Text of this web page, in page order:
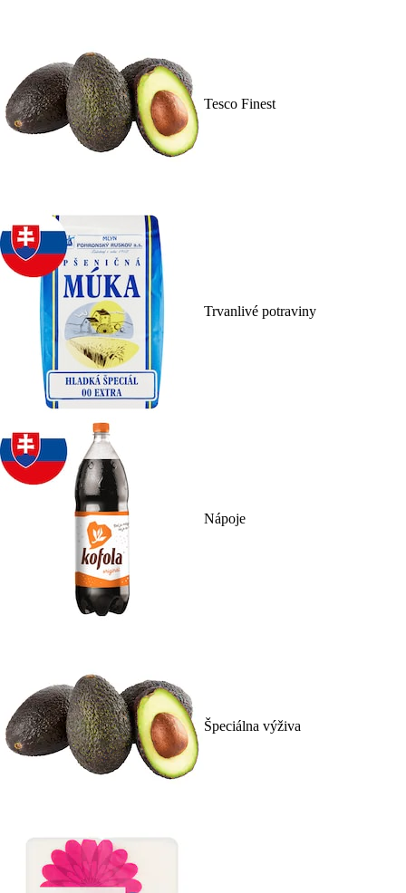
Tesco Finest
Trvanlivé potraviny
Nápoje
Špeciálna výživa